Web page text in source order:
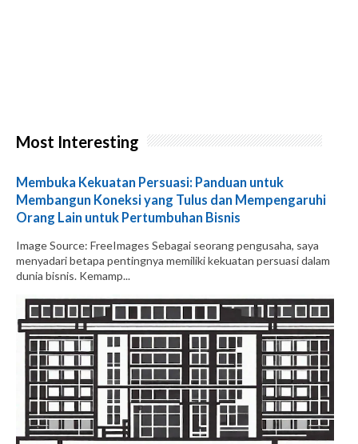
Most Interesting
Membuka Kekuatan Persuasi: Panduan untuk
Membangun Koneksi yang Tulus dan Mempengaruhi
Orang Lain untuk Pertumbuhan Bisnis
Image Source: FreeImages‍ Sebagai seorang pengusaha, saya
menyadari betapa pentingnya memiliki kekuatan persuasi dalam
dunia bisnis. Kemamp...